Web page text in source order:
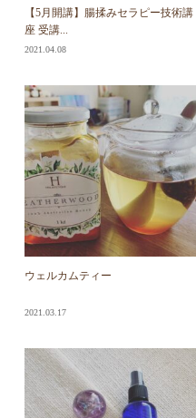
【5月開講】腸揉みセラピー技術講
座 受講...
2021.04.08
ウェルカムティー
2021.03.17